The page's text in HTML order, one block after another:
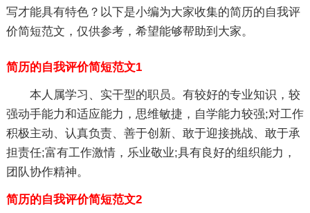
写才能具有特色？以下是小编为大家收集的简历的自我评
价简短范文，仅供参考，希望能够帮助到大家。
简历的自我评价简短范文1
本人属学习、实干型的职员。有较好的专业知识，较
强动手能力和适应能力，思维敏捷，自学能力较强;对工作
积极主动、认真负责、善于创新、敢于迎接挑战、敢于承
担责任;富有工作激情，乐业敬业;具有良好的组织能力，
团队协作精神。
简历的自我评价简短范文2